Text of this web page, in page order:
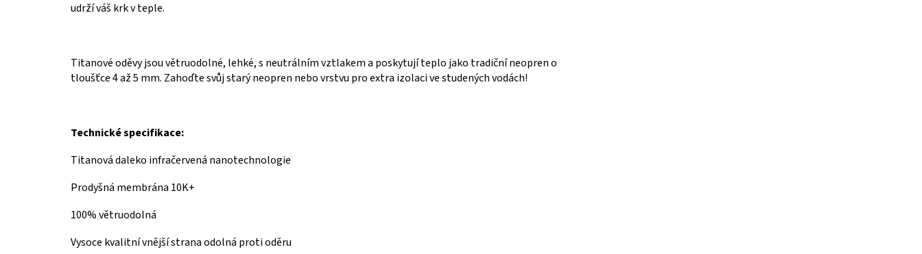
udrží váš krk v teple.
Titanové oděvy jsou větruodolné, lehké, s neutrálním vztlakem a poskytují teplo jako tradiční neopren o
tloušťce 4 až 5 mm. Zahoďte svůj starý neopren nebo vrstvu pro extra izolaci ve studených vodách!
Technické specifikace:
Titanová daleko infračervená nanotechnologie
Prodyšná membrána 10K+
100% větruodolná
Vysoce kvalitní vnější strana odolná proti oděru